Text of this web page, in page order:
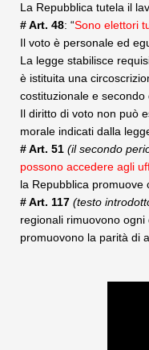
La Repubblica tutela il
# Art. 48: “Sono elettori
Il voto è personale ed
La legge stabilisce
è istituita una
costituzionale e secondo
Il diritto di voto non può
morale indicati dalla
# Art. 51 (il secondo
possono accedere agli
la Repubblica promuove
# Art. 117 (testo
regionali rimuovono
promuovono la parità di